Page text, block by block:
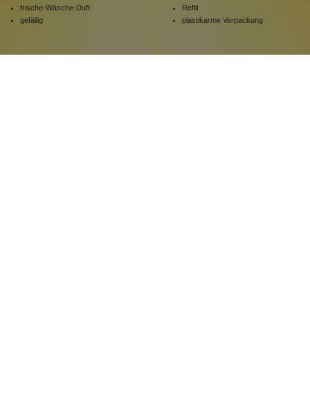
frische-Wäsche-Duft
gefällig
Refill
plastikarme Verpackung